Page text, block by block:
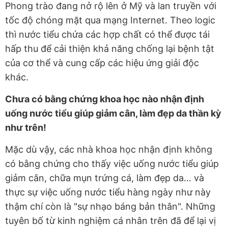
Phong trào đang nở rộ lên ở Mỹ và lan truyền với
tốc độ chóng mặt qua mạng Internet. Theo logic
thì nước tiểu chứa các hợp chất có thể được tái
hấp thu để cải thiện khả năng chống lại bệnh tật
của cơ thể và cung cấp các hiệu ứng giải độc
khác.
Chưa có bằng chứng khoa học nào nhận định
uống nước tiểu giúp giảm cân, làm đẹp da thần kỳ
như trên!
Mặc dù vậy, các nhà khoa học nhận định không
có bằng chứng cho thấy việc uống nước tiểu giúp
giảm cân, chữa mụn trứng cá, làm đẹp da… và
thực sự việc uống nước tiểu hàng ngày như này
thậm chí còn là "sự nhạo báng bản thân". Những
tuyên bố từ kinh nghiệm cá nhân trên đã để lại vị